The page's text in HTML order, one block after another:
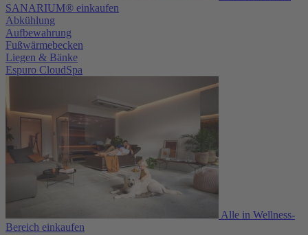
SANARIUM® einkaufen
Abkühlung
Aufbewahrung
Fußwärmebecken
Liegen & Bänke
Espuro CloudSpa
Alle in Wellness-
Bereich einkaufen